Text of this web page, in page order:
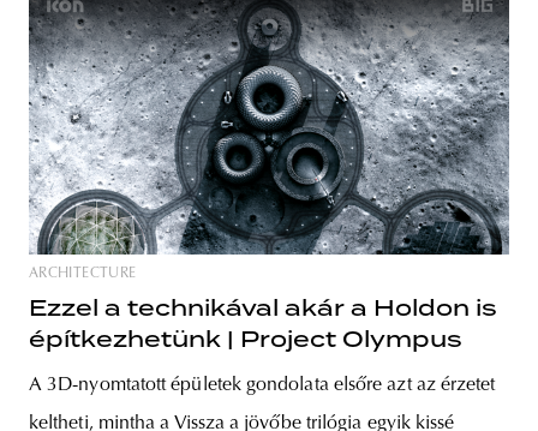
ARCHITECTURE
Ezzel a technikával akár a Holdon is
építkezhetünk | Project Olympus
A 3D-nyomtatott épületek gondolata elsőre azt az érzetet
keltheti, mintha a Vissza a jövőbe trilógia egyik kissé